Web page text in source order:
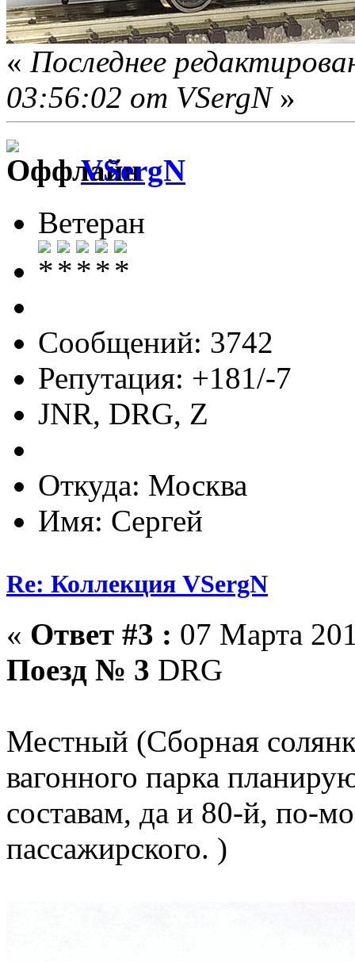
« Последнее
03:56:02 от VSergN»
VSergN
Ветеран
Сообщений: 3742
Репутация: +181/-7
JNR, DRG, Z
Откуда: Москва
Имя: Сергей
Re: Коллекция VSergN
« Ответ #3 : 07 Марта
Поезд № 3 DRG
Местный (Сборная
вагонного парка
составам, да и 80-й, по-
пассажирского. )